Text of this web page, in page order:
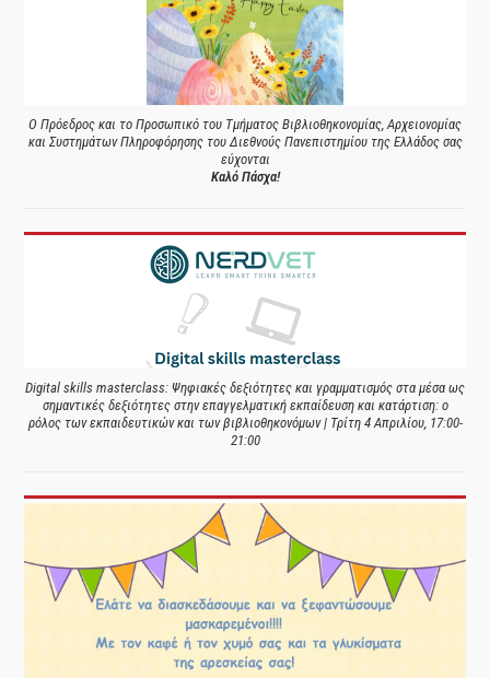
Ο Πρόεδρος και το Προσωπικό του Τμήματος Βιβλιοθηκονομίας, Αρχειονομίας
και Συστημάτων Πληροφόρησης του Διεθνούς Πανεπιστημίου της Ελλάδος σας
εύχονται
Καλό Πάσχα!
Digital skills masterclass: Ψηφιακές δεξιότητες και γραμματισμός στα μέσα ως
σημαντικές δεξιότητες στην επαγγελματική εκπαίδευση και κατάρτιση: ο
ρόλος των εκπαιδευτικών και των βιβλιοθηκονόμων | Τρίτη 4 Απριλίου, 17:00-
21:00